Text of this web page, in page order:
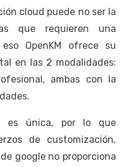
cloud puede no ser la
que requieren una
OpenKM ofrece su
en las 2 modalidades:
ambas con la
es única, por lo que
de customización,
google no proporciona